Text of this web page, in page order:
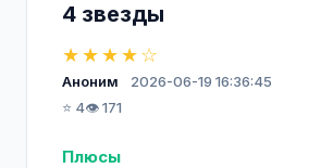
4 звезды
★★★★☆
Аноним
2026-06-19 16:36:45
⭐ 4👁️ 171
Плюсы